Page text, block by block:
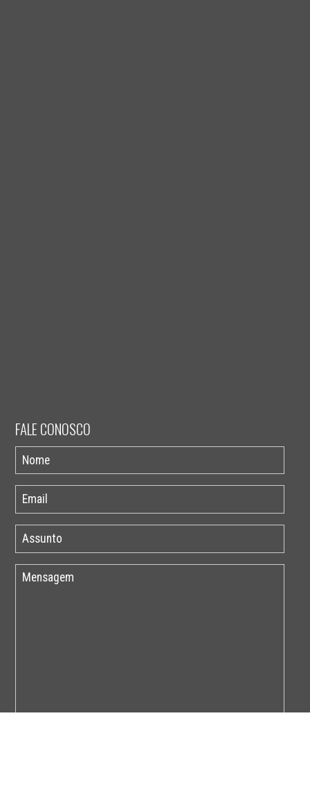
FALE CONOSCO